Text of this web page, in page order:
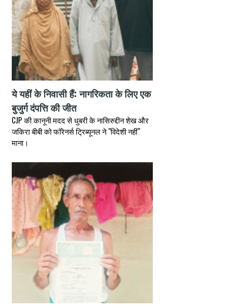
ये यहीं के निवासी हैं: नागरिकता के लिए एक
बुजुर्ग दंपत्ति की जीत
CJP की कानूनी मदद से धुबरी के नासिरुद्दीन शेख और
जकिरा बीबी को फॉरेनर्स ट्रिब्यूनल ने "विदेशी नहीं"
माना।